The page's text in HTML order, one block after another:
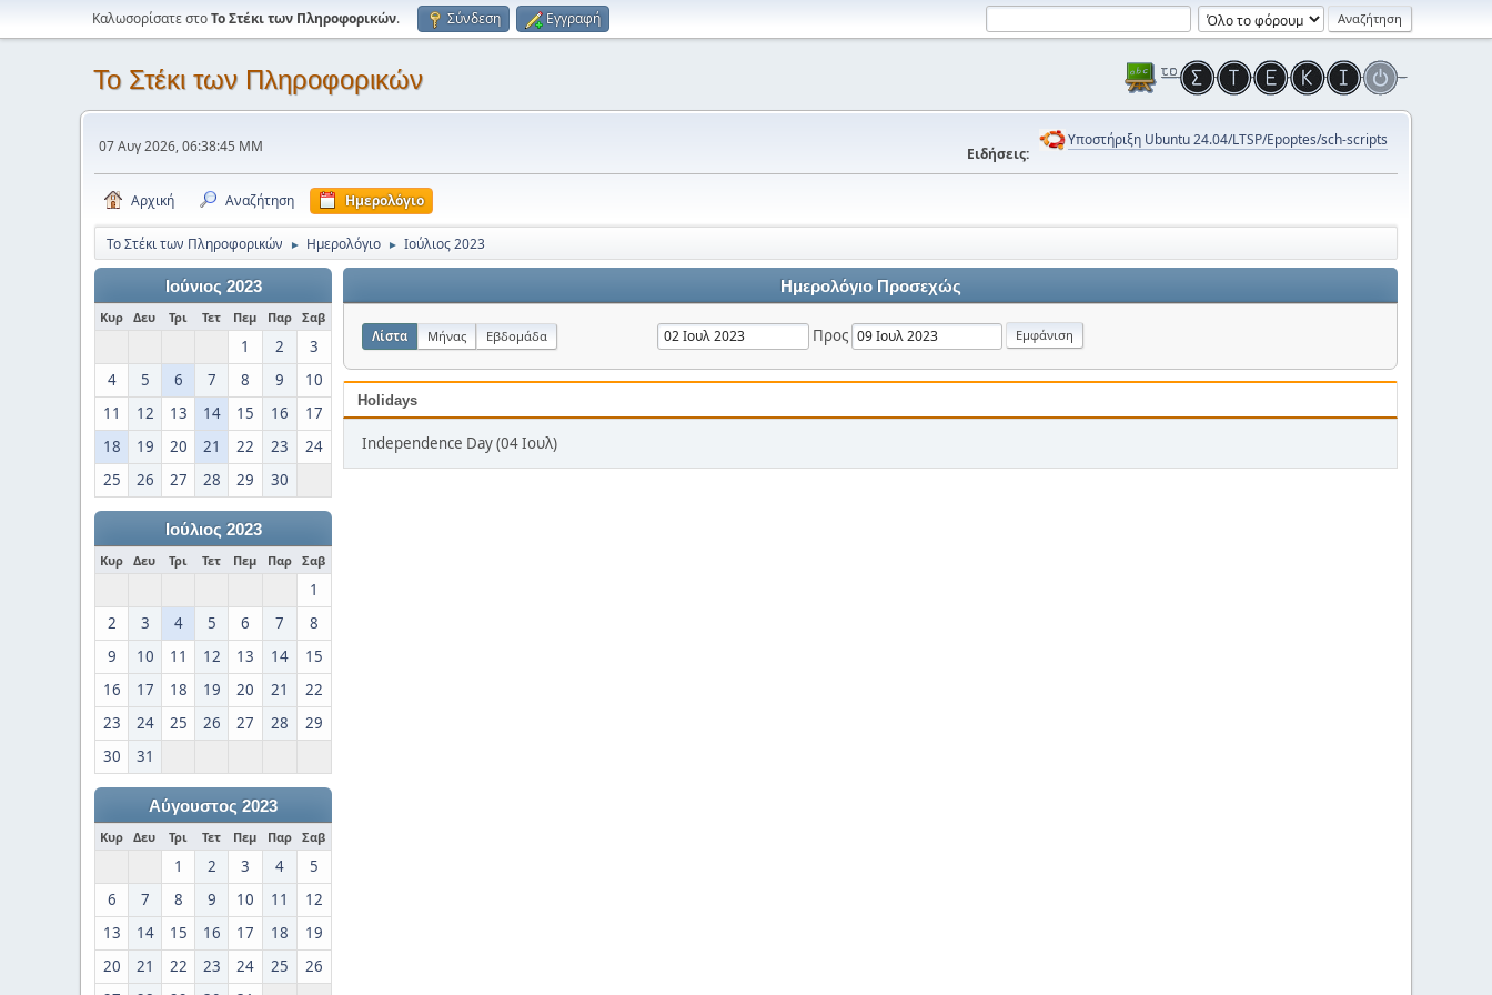
Καλωσορίσατε στοΤο Στέκι των Πληροφορικών. Σύνδεση Εγγραφή
Το Στέκι των Πληροφορικών
07 Αυγ 2026, 06:38:45 ΜΜ Ειδήσεις:
Υποστήριξη Ubuntu 24.04/LTSP/Epoptes/sch-scripts
Αρχική Αναζήτηση Ημερολόγιο
Το Στέκι των Πληροφορικών ► Ημερολόγιο ► Ιούλιος 2023
Ιούνιος 2023
Κυρ Δευ Τρι Τετ Πεμ Παρ Σαβ
1 2
3
4
5 6 7 8 9
10
11
12 13 14 15 16
17
18
19 20 21 22 23
24
25
26 27 28 29 30
Ιούλιος 2023
Κυρ Δευ Τρι Τετ Πεμ Παρ Σαβ
1
2
3 4 5 6 7
8
9
10 11 12 13 14
15
16
17 18 19 20 21
22
23
24 25 26 27 28
29
30
31
Αύγουστος 2023
Κυρ Δευ Τρι Τετ Πεμ Παρ Σαβ
1 2 3 4
5
6
7 8 9 10 11
12
13
14 15 16 17 18
19
20
21 22 23 24 25
26
Ημερολόγιο Προσεχώς
Λίστα Μήνας Εβδομάδα Προς
Holidays
Independence Day (04 Ιουλ)